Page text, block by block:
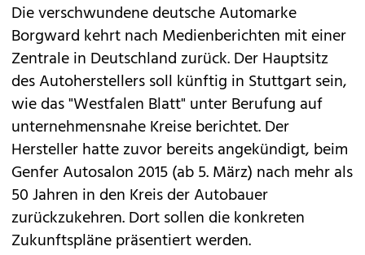
Die verschwundene deutsche Automarke
Borgward kehrt nach Medienberichten mit einer
Zentrale in Deutschland zurück. Der Hauptsitz
des Autoherstellers soll künftig in Stuttgart sein,
wie das "Westfalen Blatt" unter Berufung auf
unternehmensnahe Kreise berichtet. Der
Hersteller hatte zuvor bereitsangekündigt, beim
Genfer Autosalon 2015 (ab 5. März) nach mehr als
50 Jahren in den Kreis der Autobauer
zurückzukehren. Dort sollen die konkreten
Zukunftspläne präsentiert werden.